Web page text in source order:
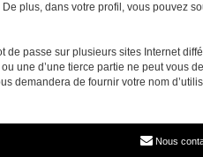
plus, dans votre profil, vous pouvez
passe sur plusieurs sites Internet
une d’une tierce partie ne peut vous
demandera de fournir votre nom
Nous